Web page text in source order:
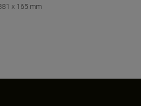
x 165 mm